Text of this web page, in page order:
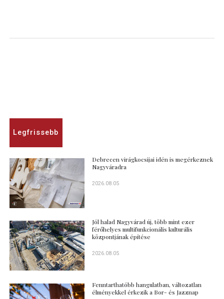
Legfrissebb
Debrecen virágkocsijai idén is megérkeznek
Nagyváradra
2026.08.05
Jól halad Nagyvárad új, több mint ezer
férőhelyes multifunkcionális kulturális
központjának építése
2026.08.05
Fenntarthatóbb hangulatban, változatlan
élményekkel érkezik a Bor- és Jazznap